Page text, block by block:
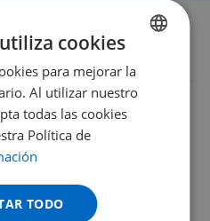
por
Compartir este
ENGLISH
DUTCH
GERMAN
SPANISH
cookies
para mejorar la
Al utilizar nuestro
todas las cookies
Política de
TODO